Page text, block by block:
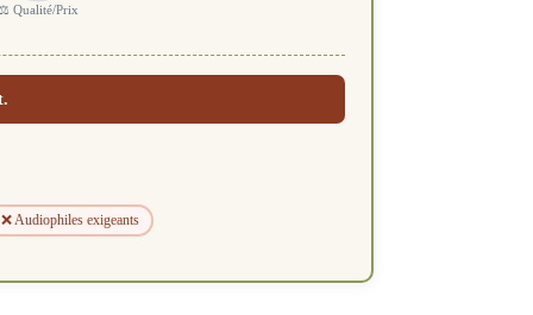
Qualité/Prix
❌ Audiophiles exigeants